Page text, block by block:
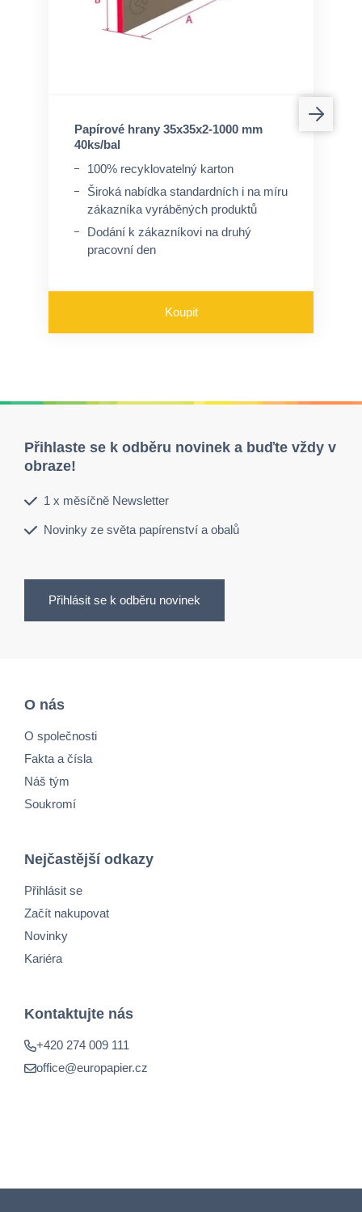
Papírové hrany 35x35x2-1000 mm
40ks/bal
100% recyklovatelný karton
Široká nabídka standardních i na míru
zákazníka vyráběných produktů
Dodání k zákazníkovi na druhý
pracovní den
Koupit
Přihlaste se k odběru novinek a buďte vždy v
obraze!
1 x měsíčně Newsletter
Novinky ze světa papírenství a obalů
Přihlásit se k odběru novinek
O nás
O společnosti
Fakta a čísla
Náš tým
Soukromí
Nejčastější odkazy
Přihlásit se
Začít nakupovat
Novinky
Kariéra
Kontaktujte nás
+420 274 009 111
office@europapier.cz